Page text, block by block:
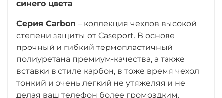
синего цвета
Серия Carbon – коллекция чехлов высокой
степени защиты от Caseport. В основе
прочный и гибкий термопластичный
полиуретана премиум-качества, а также
вставки в стиле карбон, в тоже время чехол
тонкий и очень легкий не утяжеляя и не
делая ваш телефон более громоздким.